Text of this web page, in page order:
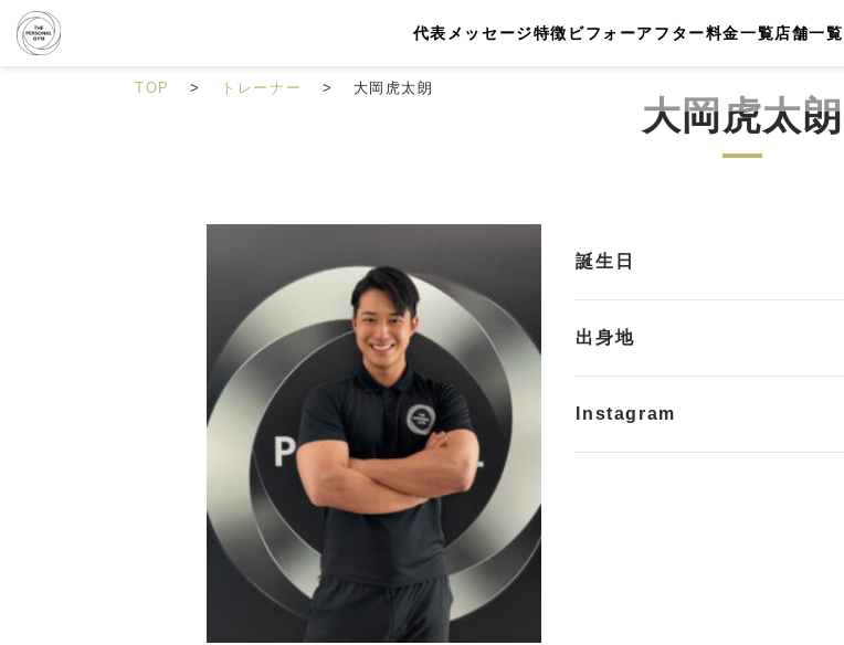
代表メッセージ特徴 ビフォーアフター料金一覧店舗一覧
TOP トレーナー 大岡虎太朗
大岡虎太朗
誕生日
出身地
Instagram